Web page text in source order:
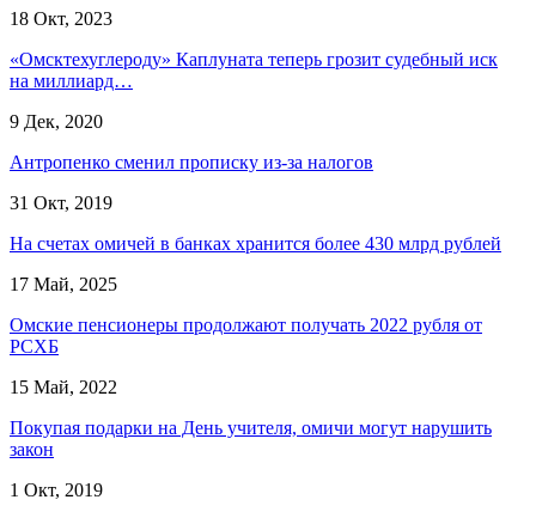
18 Окт, 2023
«Омсктехуглероду» Каплуната теперь грозит судебный иск
на миллиард…
9 Дек, 2020
Антропенко сменил прописку из-за налогов
31 Окт, 2019
На счетах омичей в банках хранится более 430 млрд рублей
17 Май, 2025
Омские пенсионеры продолжают получать 2022 рубля от
РСХБ
15 Май, 2022
Покупая подарки на День учителя, омичи могут нарушить
закон
1 Окт, 2019